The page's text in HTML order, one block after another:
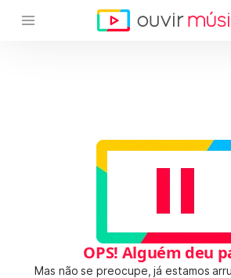
OPS! Alguém deu
Mas não se preocupe, já estamos